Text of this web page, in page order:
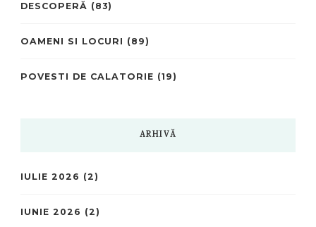
DESCOPERĂ (83)
OAMENI SI LOCURI (89)
POVESTI DE CALATORIE (19)
ARHIVĂ
IULIE 2026 (2)
IUNIE 2026 (2)